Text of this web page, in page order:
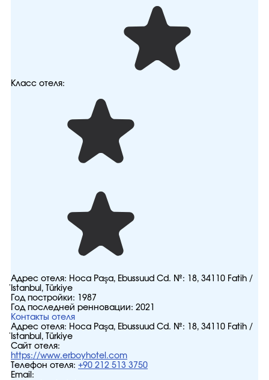
Класс отеля:
Адрес отеля: Hoca Paşa, Ebussuud Cd. №: 18, 34110 Fatih /
İstanbul, Türkiye
Год постройки:
1987
Год последней ренновации: 2021
Контакты отеля
Адрес отеля: Hoca Paşa, Ebussuud Cd. №: 18, 34110 Fatih /
İstanbul, Türkiye
Сайт отеля:
https://www.erboyhotel.com
Телефон отеля: +90 212 513 3750
Email: